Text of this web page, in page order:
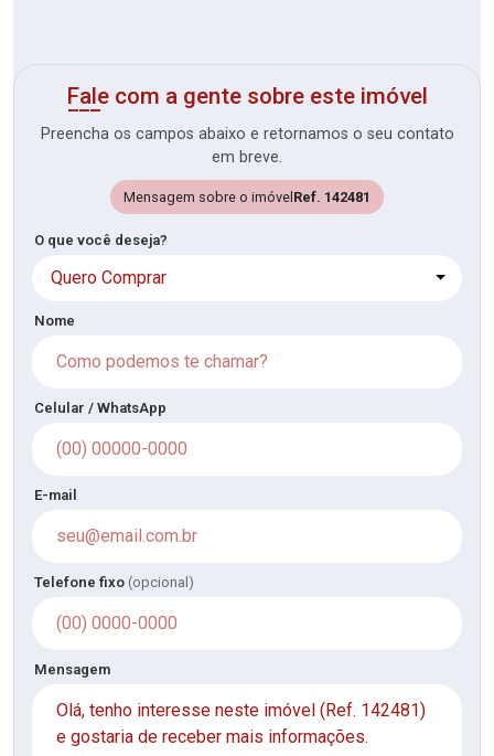
Fale com a gente sobre este imóvel
Preencha os campos abaixo e retornamos o seu contato
em breve.
Mensagem sobre o imóvel Ref. 142481
O que você deseja?
Quero Comprar
Nome
Celular / WhatsApp
E-mail
Telefone fixo (opcional)
Mensagem